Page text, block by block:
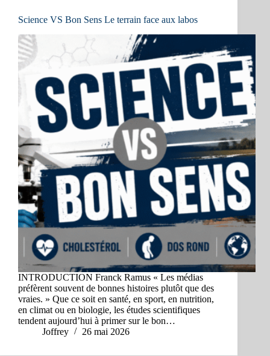
Science VS Bon Sens Le terrain face aux labos
INTRODUCTION Franck Ramus « Les médias
préfèrent souvent de bonnes histoires plutôt que des
vraies. » Que ce soit en santé, en sport, en nutrition,
en climat ou en biologie, les études scientifiques
tendent aujourd’hui à primer sur le bon…
Joffrey
26 mai 2026